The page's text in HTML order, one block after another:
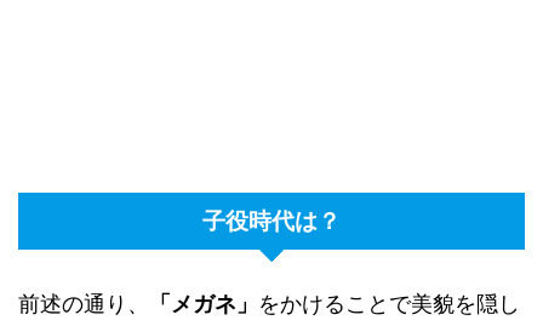
子役時代は？
前述の通り、 「メガネ」 をかけることで美貌を隠し